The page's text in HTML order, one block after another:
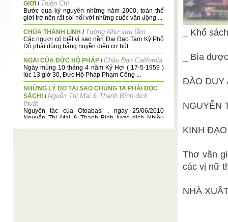
GIỚI / Thiện Chí
Bước qua kỷ nguyên những năm 2000, toàn thế
giới trở nên rất sôi nổi với những cuộc vận động ...
CHÚA THÁNH LINH / Tường Như sưu tầm
Các ngươi có biết vì sao nền Đại Đạo Tam Kỳ Phổ
Độ phải dùng bằng huyền diệu cơ bút ...
NGAI CỦA ĐỨC HỘ PHÁP /Châu Đạo California
Ngày mùng 10 tháng 4 năm Kỷ Hợi ( 17-5-1959 )
lúc 13 giờ 30, Đức Hộ Pháp Phạm Công ...
NHỮNG LÝ DO TẠI SAO CHÚNG TA PHẢI ĐỌC
SÁCH! /Nguễn Thi Mai & Thanh Bình dịch
thuật
Nguyên tác của Otoabasi , ngày 25/06/2010
Nguyễn Thị Mai & Thanh Bình lược dịch Nhiều
_ Khổ
_ Bìa
ĐÀO DUY
NGUYỄN
KINH
Thơ văn
các vị nữ
NHÀ